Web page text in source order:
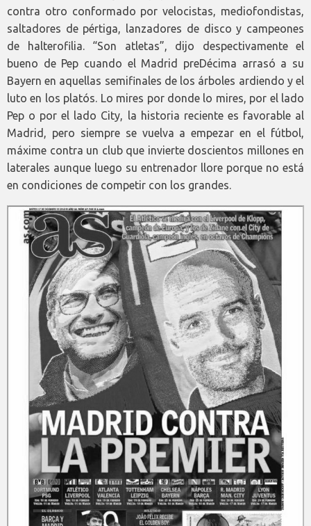
contra otro conformado por velocistas, mediofondistas,
saltadores de pértiga, lanzadores de disco y campeones
de halterofilia. “Son atletas”, dijo despectivamente el
bueno de Pep cuando el Madrid preDécima arrasó a su
Bayern en aquellas semifinales de los árboles ardiendo y el
luto en los platós. Lo mires por donde lo mires, por el lado
Pep o por el lado City, la historia reciente es favorable al
Madrid, pero siempre se vuelva a empezar en el fútbol,
máxime contra un club que invierte doscientos millones en
laterales aunque luego su entrenador llore porque no está
en condiciones de competir con los grandes.